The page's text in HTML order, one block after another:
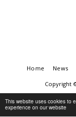
This website uses cookies to
experience on our website
Home News
Copyright